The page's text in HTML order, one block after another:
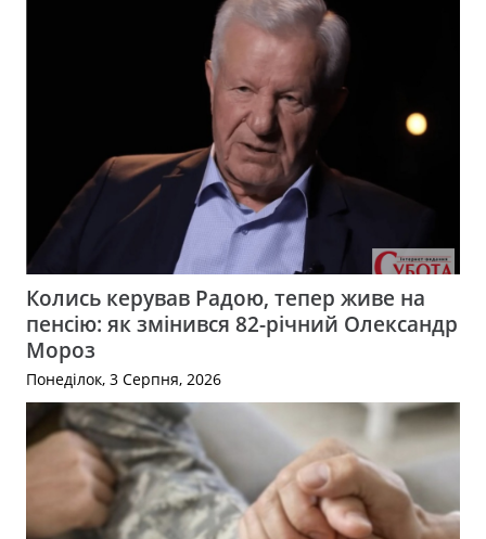
Колись керував Радою, тепер живе на
пенсію: як змінився 82-річний Олександр
Мороз
Понеділок, 3 Серпня, 2026